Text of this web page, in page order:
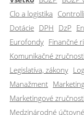
Clo a logistika
Dotácie DPH DzP
Eurofondy Finančné
Komunikačné zručnosti
Legislatíva, zákony
Manažment
Marketingové zručnosti
Medzinárodné